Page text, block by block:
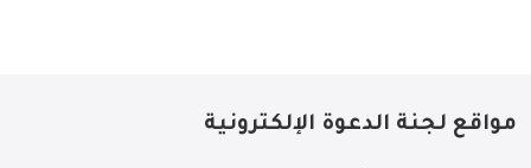
مواقع لجنة الدعوة الإلكترونية